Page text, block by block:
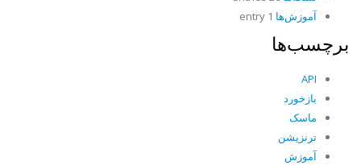
آموزش‌ها
برچسب‌ها
API
بازخورد
ماسک
ترنزیشن
آموزش